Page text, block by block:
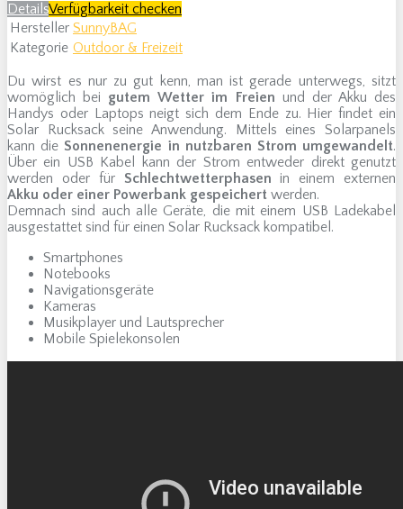
DetailsVerfügbarkeit checken
Hersteller SunnyBAG
Kategorie Outdoor & Freizeit
Du wirst es nur zu gut kenn, man ist gerade unterwegs, sitzt
womöglich bei gutem Wetter im Freien und der Akku des
Handys oder Laptops neigt sich dem Ende zu. Hier findet ein
Solar Rucksack seine Anwendung. Mittels eines Solarpanels
kann die Sonnenenergie in nutzbaren Strom umgewandelt.
Über ein USB Kabel kann der Strom entweder direkt genutzt
werden oder für Schlechtwetterphasen in einem externen
Akku oder einer Powerbank gespeichert werden.
Demnach sind auch alle Geräte, die mit einem USB Ladekabel
ausgestattet sind für einen Solar Rucksack kompatibel.
Smartphones
Notebooks
Navigationsgeräte
Kameras
Musikplayer und Lautsprecher
Mobile Spielekonsolen